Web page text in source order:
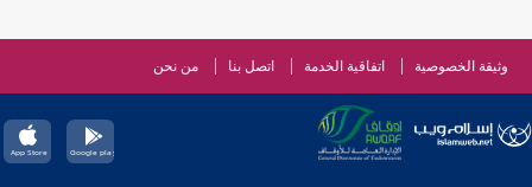
وثيقة الخصوصية اتفاقية الخدمة اتصل بنا من نحن